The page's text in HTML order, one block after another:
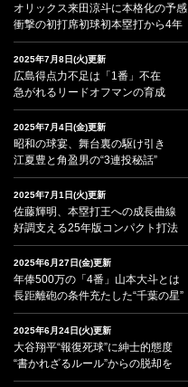
オリックス来田涼斗に本格化の予感
衝撃の初打席初球初本塁打から4年
2025年7月8日(火)更新
広島得点力不足は「1番」不在
急がれるリードオフマンの育成
2025年7月4日(金)更新
昭和の球宴、舞台裏の駆け引き
江夏豊と角盈男の“3連投秘話”
2025年7月1日(火)更新
佐藤輝明、本塁打王への成長曲線
好調支える25年版コンパクト打法
2025年6月27日(金)更新
年俸500万の「4番」山本大斗とは
長距離砲の条件充たした“千葉の星”
2025年6月24日(火)更新
大谷翔平“報復死球”に紳士的態度
“書かれざるルール”からの脱却を